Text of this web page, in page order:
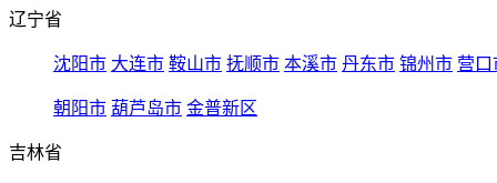
辽宁省
沈阳市 大连市 鞍山市 抚顺市 本溪市 丹东市 锦州市 营口
朝阳市 葫芦岛市 金普新区
吉林省